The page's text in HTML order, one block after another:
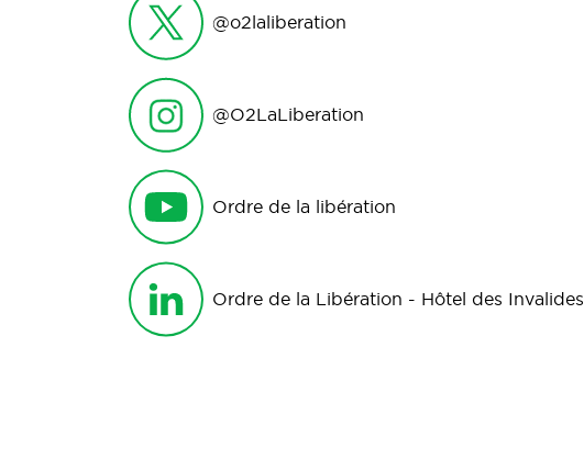
@o2laliberation
@O2LaLiberation
Ordre de la libération
Ordre de la Libération - Hôtel des Invalides